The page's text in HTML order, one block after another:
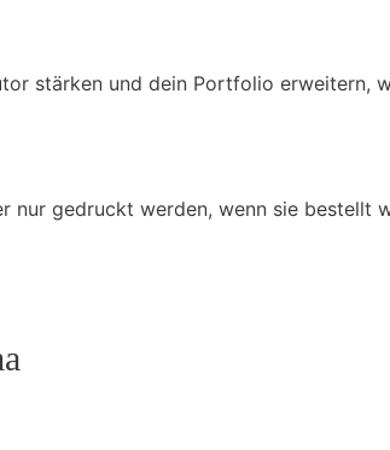
stärken und dein Portfolio erweitern,
nur gedruckt werden, wenn sie bestellt